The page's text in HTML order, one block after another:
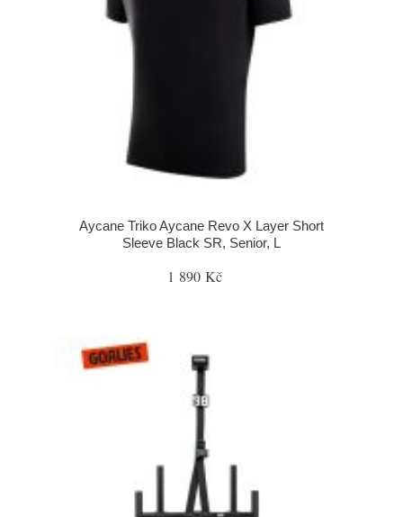
Aycane Triko Aycane Revo X Layer Short
Sleeve Black SR, Senior, L
1 890 Kč